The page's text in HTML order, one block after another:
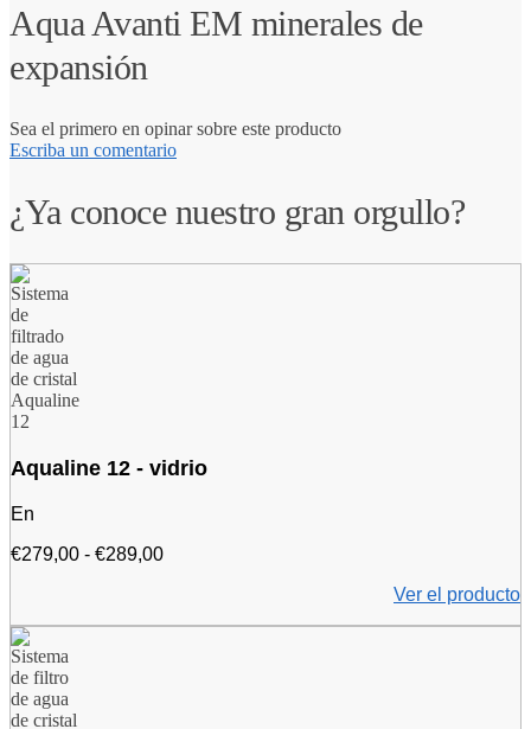
Aqua Avanti EM minerales de
expansión
Sea el primero en opinar sobre este producto
Escriba un comentario
¿Ya conoce nuestro gran orgullo?
Aqualine 12 - vidrio
En
€279,00 - €289,00Precio:
Ver el producto